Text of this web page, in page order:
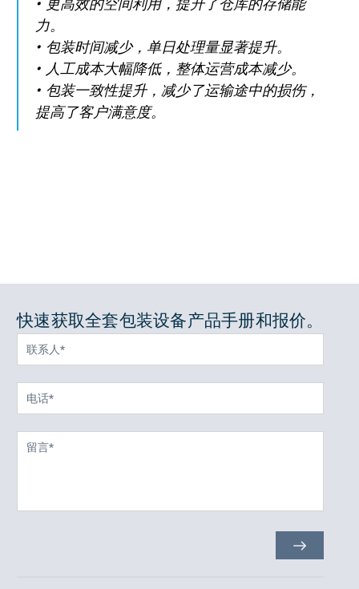
更高效的空间利用，提升了仓库的存储能
力。
包装时间减少，单日处理量显著提升。
人工成本大幅降低，整体运营成本减少。
包装一致性提升，减少了运输途中的损伤，
提高了客户满意度。
快速获取全套包装设备产品手册和报价。